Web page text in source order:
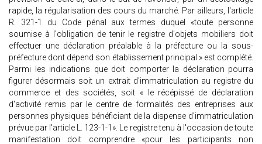
rapide, la régularisation des cours du marché. Par ailleurs, l'article
R. 321-1 du Code pénal aux termes duquel «toute personne
soumise à l'obligation de tenir le registre d'objets mobiliers doit
effectuer une déclaration préalable à la préfecture ou la sous-
préfecture dont dépend son établissement principal » est complété.
Parmi les indications que doit comporter la déclaration pourra
figurer désormais soit un extrait d'immatriculation au registre du
commerce et des sociétés, soit « le récépissé de déclaration
d'activité remis par le centre de formalités des entreprises aux
personnes physiques bénéficiant de la dispense d'immatriculation
prévue par l'article L. 123-1-1». Le registre tenu à l'occasion de toute
manifestation doit comprendre «pour les participants non